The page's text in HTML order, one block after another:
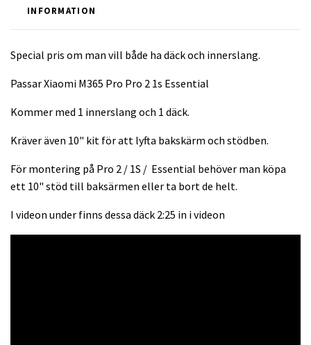
INFORMATION
Special pris om man vill både ha däck och innerslang.
Passar Xiaomi M365 Pro Pro 2 1s Essential
Kommer med 1 innerslang och 1 däck.
Kräver även 10" kit för att lyfta bakskärm och stödben.
För montering på Pro 2 / 1S / Essential behöver man köpa
ett 10" stöd till baksärmen eller ta bort de helt.
I videon under finns dessa däck 2:25 in i videon